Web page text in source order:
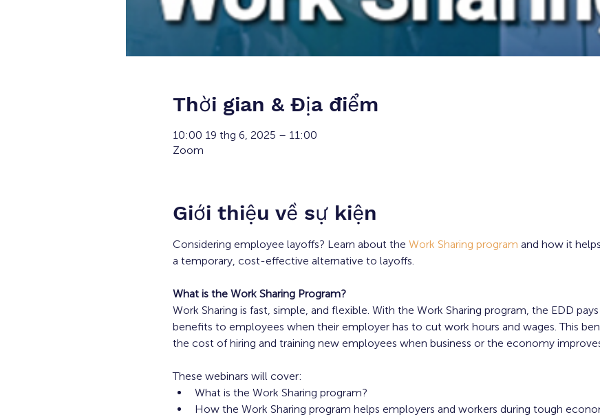
Thời gian & Địa điểm
10:00 19 thg 6, 2025 – 11:00
Zoom
Giới thiệu về sự kiện
Considering employee layoffs? Learn about the Work Sharing program and how it
a temporary, cost-effective alternative to layoffs.
What is the Work Sharing Program?
Work Sharing is fast, simple, and flexible. With the Work Sharing program, the EDD
benefits to employees when their employer has to cut work hours and wages. This
the cost of hiring and training new employees when business or the economy
These webinars will cover:
What is the Work Sharing program?
How the Work Sharing program helps employers and workers during tough